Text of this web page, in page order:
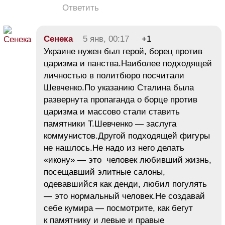
Ответить
Сенека 5 янв, 00:17
+1
Украине нужен был герой, борец против
царизма и панства.Наиболее подходящей
личностью в политбюро посчитали
Шевченко.По указанию Сталина была
развернута пропаганда о борце против
царизма и массово стали ставить
памятники Т.Шевченко — заслуга
коммунистов.Другой подходящей фигуры
не нашлось.Не надо из него делать
«икону» — это человек любивший жизнь,
посещавший элитные салоны,
одевавшийся как денди, любил погулять
— это нормальный человек.Не создавай
себе кумира — посмотрите, как бегут
к памятнику и левые и правые